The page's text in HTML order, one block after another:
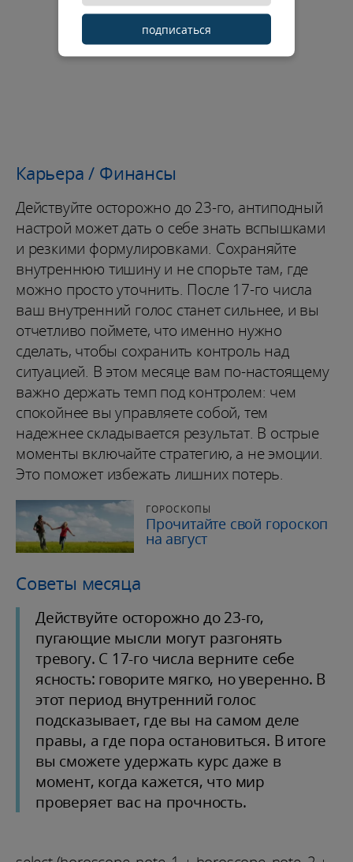
Карьера / Финансы
Действуйте осторожно до 23-го, антиподный
настрой может дать о себе знать вспышками
и резкими формулировками. Сохраняйте
внутреннюю тишину и не спорьте там, где
можно просто уточнить. После 17-го числа
ваш внутренний голос станет сильнее, и вы
отчетливо поймете, что именно нужно
сделать, чтобы сохранить контроль над
ситуацией. В этом месяце вам по-настоящему
важно держать темп под контролем: чем
спокойнее вы управляете собой, тем
надежнее складывается результат. В острые
моменты включайте стратегию, а не эмоции.
Это поможет избежать лишних потерь.
ГОРОСКОПЫ
Прочитайте свой гороскоп
на август
Советы месяца
Действуйте осторожно до 23-го,
пугающие мысли могут разгонять
тревогу. С 17-го числа верните себе
ясность: говорите мягко, но уверенно. В
этот период внутренний голос
подсказывает, где вы на самом деле
правы, а где пора остановиться. В итоге
вы сможете удержать курс даже в
момент, когда кажется, что мир
проверяет вас на прочность.
подписаться